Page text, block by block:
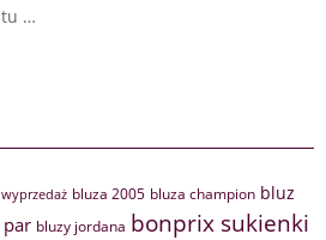
tu …
bluza 2005 bluza champion bluz
par bluzy jordana bonprix sukienki